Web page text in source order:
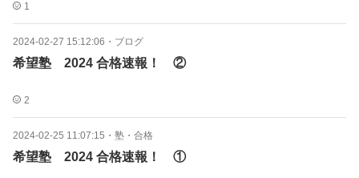
1
2024-02-27 15:12:06 ・ ブログ
希望塾 2024 合格速報！ ②
2
2024-02-25 11:07:15 ・ 塾・合格
希望塾 2024 合格速報！ ①